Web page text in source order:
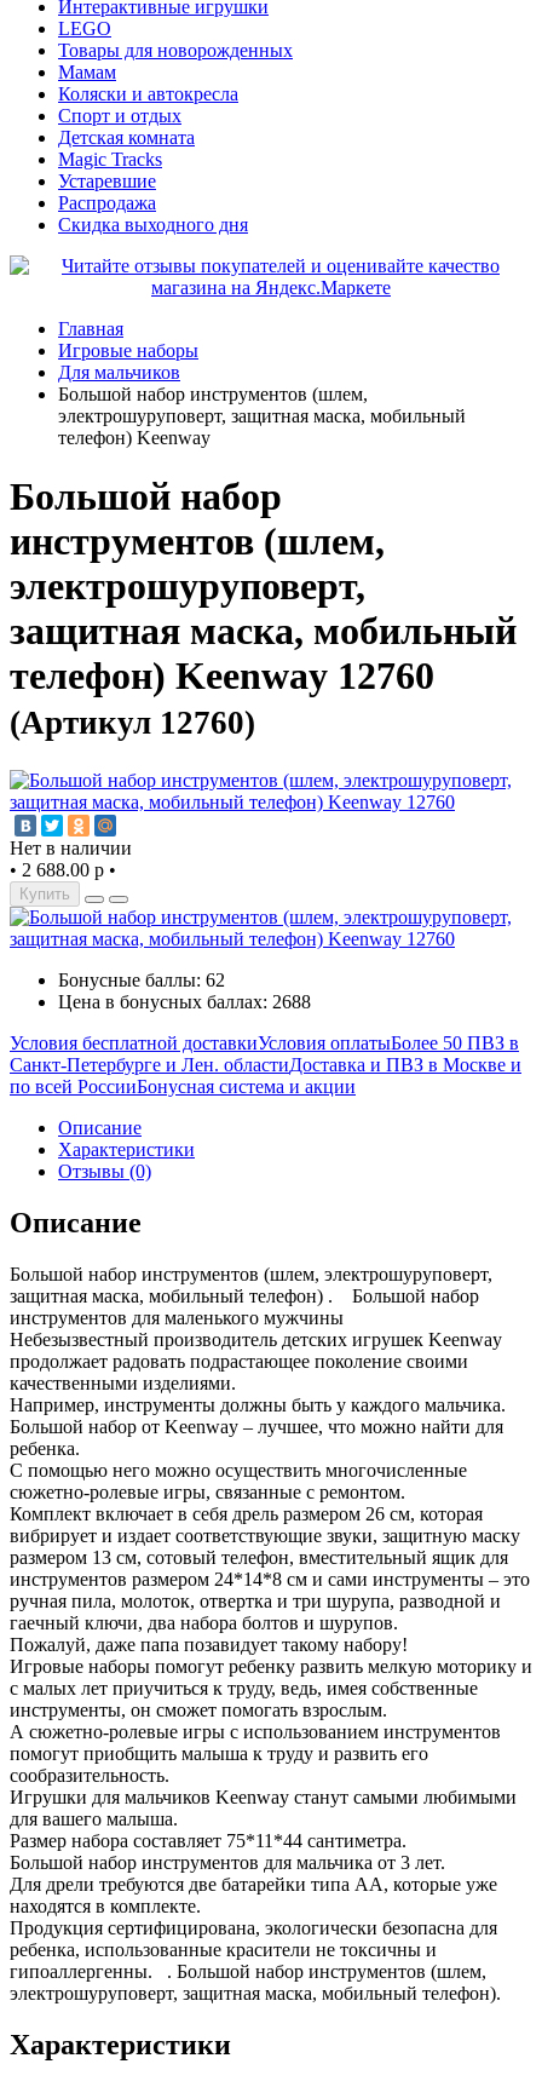
Интерактивные игрушки
LEGO
Товары для новорожденных
Мамам
Коляски и автокресла
Спорт и отдых
Детская комната
Magic Tracks
Устаревшие
Распродажа
Скидка выходного дня
Главная
Игровые наборы
Для мальчиков
Большой набор инструментов (шлем,
электрошуруповерт, защитная маска, мобильный
телефон) Keenway
Большой набор
инструментов (шлем,
электрошуруповерт,
защитная маска, мобильный
телефон) Keenway 12760
(Артикул 12760)
Нет в наличии
• 2 688.00 р •
Купить
Бонусные баллы: 62
Цена в бонусных баллах: 2688
Условия бесплатной доставкиУсловия оплатыБолее 50 ПВЗ в
Санкт-Петербурге и Лен. областиДоставка и ПВЗ в Москве и
по всей РоссииБонусная система и акции
Описание
Характеристики
Отзывы (0)
Описание
Большой набор инструментов (шлем, электрошуруповерт,
защитная маска, мобильный телефон) . Большой набор
инструментов для маленького мужчины
Небезызвестный производитель детских игрушек Keenway
продолжает радовать подрастающее поколение своими
качественными изделиями.
Например, инструменты должны быть у каждого мальчика.
Большой набор от Keenway – лучшее, что можно найти для
ребенка.
С помощью него можно осуществить многочисленные
сюжетно-ролевые игры, связанные с ремонтом.
Комплект включает в себя дрель размером 26 см, которая
вибрирует и издает соответствующие звуки, защитную маску
размером 13 см, сотовый телефон, вместительный ящик для
инструментов размером 24*14*8 см и сами инструменты – это
ручная пила, молоток, отвертка и три шурупа, разводной и
гаечный ключи, два набора болтов и шурупов.
Пожалуй, даже папа позавидует такому набору!
Игровые наборы помогут ребенку развить мелкую моторику и
с малых лет приучиться к труду, ведь, имея собственные
инструменты, он сможет помогать взрослым.
А сюжетно-ролевые игры с использованием инструментов
помогут приобщить малыша к труду и развить его
сообразительность.
Игрушки для мальчиков Keenway станут самыми любимыми
для вашего малыша.
Размер набора составляет 75*11*44 сантиметра.
Большой набор инструментов для мальчика от 3 лет.
Для дрели требуются две батарейки типа АА, которые уже
находятся в комплекте.
Продукция сертифицирована, экологически безопасна для
ребенка, использованные красители не токсичны и
гипоаллергенны. . Большой набор инструментов (шлем,
электрошуруповерт, защитная маска, мобильный телефон).
Характеристики